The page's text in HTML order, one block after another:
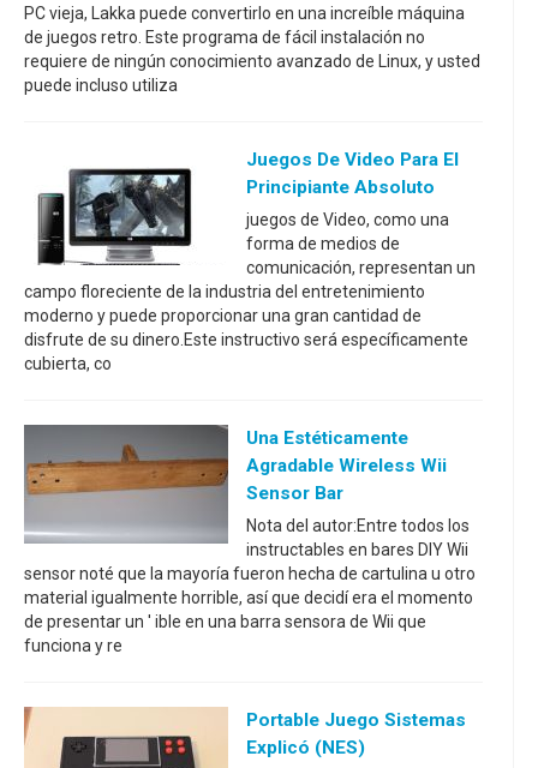
PC vieja, Lakka puede convertirlo en una increíble máquina
de juegos retro. Este programa de fácil instalación no
requiere de ningún conocimiento avanzado de Linux, y usted
puede incluso utiliza
Juegos De Video Para El
Principiante Absoluto
juegos de Video, como una
forma de medios de
comunicación, representan un
campo floreciente de la industria del entretenimiento
moderno y puede proporcionar una gran cantidad de
disfrute de su dinero.Este instructivo será específicamente
cubierta, co
Una Estéticamente
Agradable Wireless Wii
Sensor Bar
Nota del autor:Entre todos los
instructables en bares DIY Wii
sensor noté que la mayoría fueron hecha de cartulina u otro
material igualmente horrible, así que decidí era el momento
de presentar un ' ible en una barra sensora de Wii que
funciona y re
Portable Juego Sistemas
Explicó (NES)